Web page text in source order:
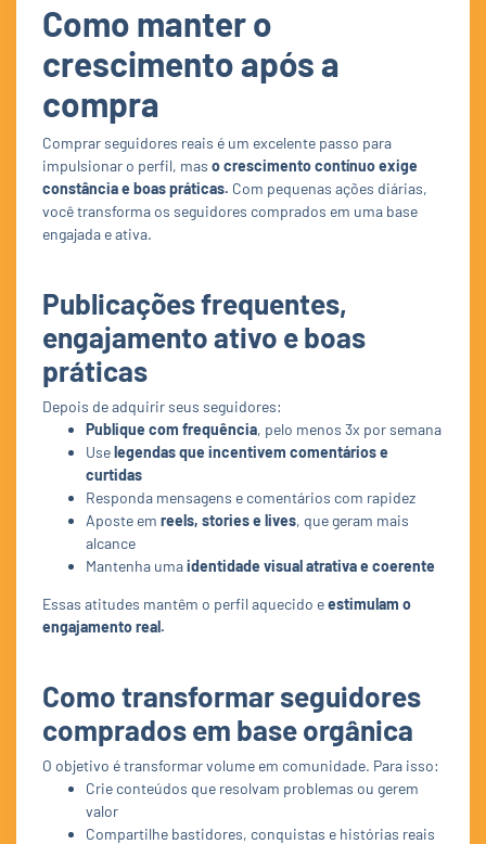
Como manter o
crescimento após a
compra
Comprar seguidores reais é um excelente passo para
impulsionar o perfil, mas o crescimento contínuo exige
constância e boas práticas. Com pequenas ações diárias,
você transforma os seguidores comprados em uma base
engajada e ativa.
Publicações frequentes,
engajamento ativo e boas
práticas
Depois de adquirir seus seguidores:
Publique com frequência, pelo menos 3x por semana
Uselegendas que incentivem comentários e
curtidas
Responda mensagens e comentários com rapidez
Aposte em reels, stories e lives, que geram mais
alcance
Mantenha umaidentidade visual atrativa e coerente
Essas atitudes mantêm o perfil aquecido eestimulam o
engajamento real.
Como transformar seguidores
comprados em base orgânica
O objetivo é transformar volume em comunidade. Para isso:
Crie conteúdos que resolvam problemas ou gerem
valor
Compartilhe bastidores, conquistas e histórias reais